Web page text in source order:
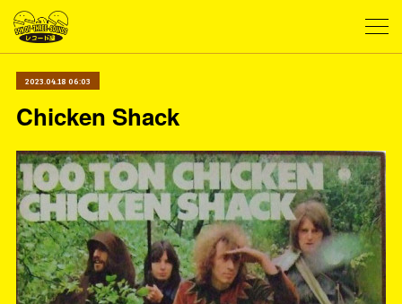
2023.04.18 06:03
Chicken Shack